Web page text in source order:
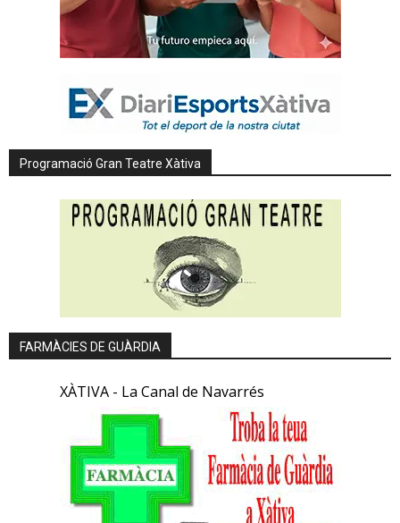
Programació Gran Teatre Xàtiva
FARMÀCIES DE GUÀRDIA
XÀTIVA - La Canal de Navarrés